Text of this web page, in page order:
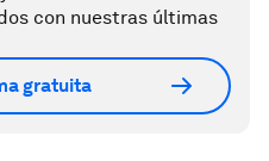
con nuestras últimas
gratuita